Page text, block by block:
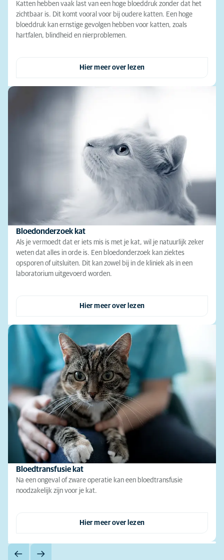
Katten hebben vaak last van een hoge bloeddruk zonder dat het
zichtbaar is. Dit komt vooral voor bij oudere katten. Een hoge
bloeddruk kan ernstige gevolgen hebben voor katten, zoals
hartfalen, blindheid en nierproblemen.
Hier meer over lezen
Bloedonderzoek kat
Als je vermoedt dat er iets mis is met je kat, wil je natuurlijk zeker
weten dat alles in orde is. Een bloedonderzoek kan ziektes
opsporen of uitsluiten. Dit kan zowel bij in de kliniek als in een
laboratorium uitgevoerd worden.
Hier meer over lezen
Bloedtransfusie kat
Na een ongeval of zware operatie kan een bloedtransfusie
noodzakelijk zijn voor je kat.
Hier meer over lezen